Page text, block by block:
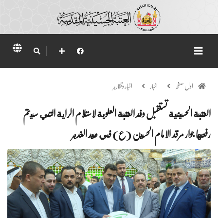
اول صفحہ اخبار اخبار وتقارير
العتبة الحسينية تستقبل وفد العتبة العلوية لاستلام الراية التي سيتم
رفعها جوار مرقد الامام الحسين (ع) في عيد الغدير